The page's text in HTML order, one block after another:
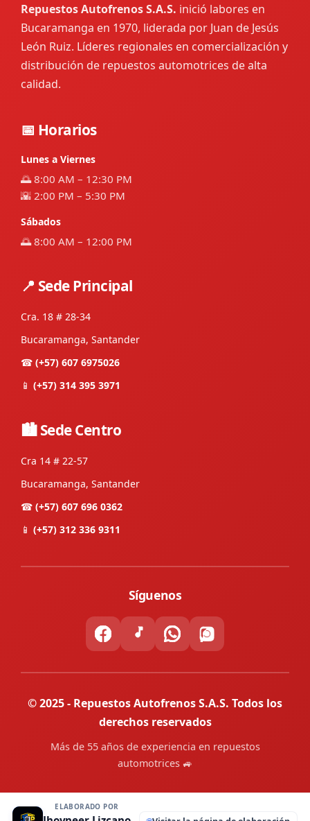
Repuestos Autofrenos S.A.S. inició labores en
Bucaramanga en 1970, liderada por Juan de Jesús
León Ruiz. Líderes regionales en comercialización y
distribución de repuestos automotrices de alta
calidad.
📅 Horarios
Lunes a Viernes
🌅 8:00 AM – 12:30 PM
🌇 2:00 PM – 5:30 PM
Sábados
🌅 8:00 AM – 12:00 PM
📍 Sede Principal
Cra. 18 # 28-34
Bucaramanga, Santander
☎ (+57) 607 6975026
📱 (+57) 314 395 3971
🏙 Sede Centro
Cra 14 # 22-57
Bucaramanga, Santander
☎ (+57) 607 696 0362
📱 (+57) 312 336 9311
Síguenos
© 2025 - Repuestos Autofrenos S.A.S. Todos los
derechos reservados
Más de 55 años de experiencia en repuestos
automotrices 🚙
ELABORADO POR